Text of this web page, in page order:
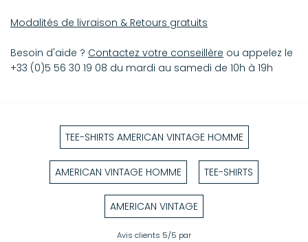
Modalités de livraison & Retours gratuits
Besoin d'aide ? Contactez votre conseillère ou appelez le
+33 (0)5 56 30 19 08 du mardi au samedi de 10h à 19h
TEE-SHIRTS AMERICAN VINTAGE HOMME
AMERICAN VINTAGE HOMME TEE-SHIRTS
AMERICAN VINTAGE
Avis clients 5/5 par